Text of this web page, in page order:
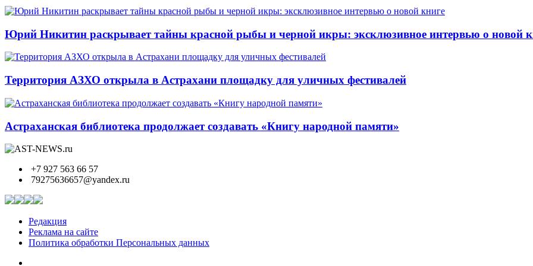
Юрий Никитин раскрывает тайны красной рыбы и черной икры: эксклюзивное интервью о новой
Территория АЗХО открыла в Астрахани площадку для уличных фестивалей
Астраханская библиотека продолжает создавать «Книгу народной памяти»
+7 927 563 66 57
79275636657@yandex.ru
Редакция
Реклама на сайте
Политика обработки Персональных данных